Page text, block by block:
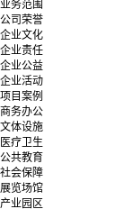
业务范围
公司荣誉
企业文化
企业责任
企业公益
企业活动
项目案例
商务办公
文体设施
医疗卫生
公共教育
社会保障
展览场馆
产业园区